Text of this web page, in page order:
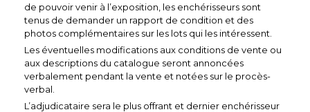
de pouvoir venir à l’exposition, les enchérisseurs sont
tenus de demander un rapport de condition et des
photos complémentaires sur les lots qui les intéressent.
Les éventuelles modifications aux conditions de vente ou
aux descriptions du catalogue seront annoncées
verbalement pendant la vente et notées sur le procès-
verbal.
L’adjudicataire sera le plus offrant et dernier enchérisseur